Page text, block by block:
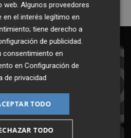
al Boletín
primera hora en tu email
suscribirme!
web. Algunos proveedores
en el interés legítimo en
tiene derecho a
de publicidad.
consentimiento en
enConfiguración de
de privacidad
TODO
TODO